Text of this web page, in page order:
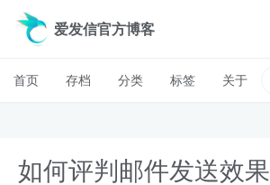
爱发信官方博客
首页 存档 分类 标签 关于
如何评判邮件发送效果